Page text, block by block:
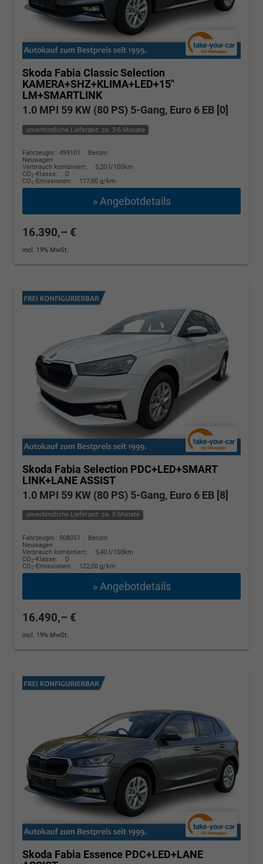
Skoda Fabia Classic Selection
KAMERA+SHZ+KLIMA+LED+15"
LM+SMARTLINK
1.0 MPI 59 KW (80 PS) 5-Gang, Euro 6 EB [0]
unverbindliche Lieferzeit: ca. 3-6 Monate
Fahrzeugnr.: 499101
Benzin
Neuwagen
Verbrauch kombiniert:
5,20 l/100km
CO2-Klasse:
D
CO2-Emissionen: 117,00 g/km
» Angebotdetails
16.390,– €
incl. 19% MwSt.
Skoda Fabia Selection PDC+LED+SMART
LINK+LANE ASSIST
1.0 MPI 59 KW (80 PS) 5-Gang, Euro 6 EB [8]
unverbindliche Lieferzeit: ca. 5 Monate
Fahrzeugnr.: 508051
Benzin
Neuwagen
Verbrauch kombiniert:
5,40 l/100km
CO2-Klasse:
D
CO2-Emissionen: 122,00 g/km
» Angebotdetails
16.490,– €
incl. 19% MwSt.
Skoda Fabia Essence PDC+LED+LANE